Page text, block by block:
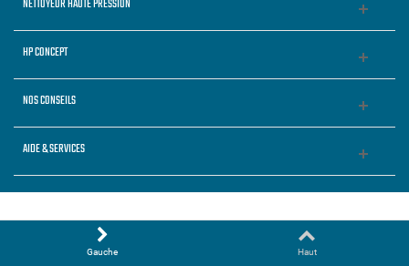
NETTOYEUR HAUTE PRESSION
HP CONCEPT
NOS CONSEILS
AIDE & SERVICES
Gauche Haut